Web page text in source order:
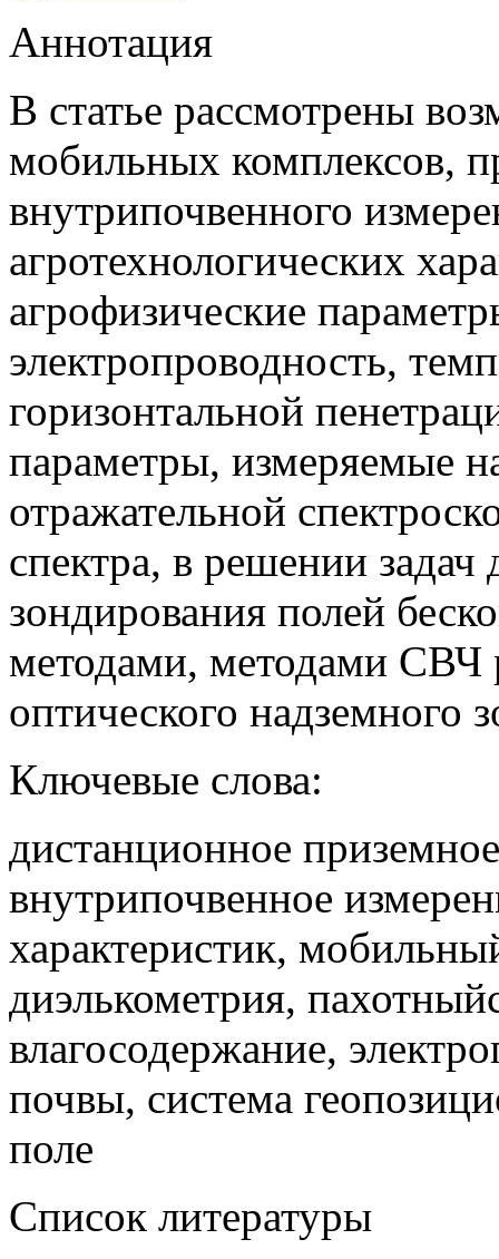
Аннотация
В статье рассмотрены
мобильных комплексов,
внутрипочвенного
агротехнологических
агрофизические
электропроводность,
горизонтальной
параметры, измеряемые
отражательной
спектра, в решении
зондирования полей
методами, методами СВЧ
оптического надземного
Ключевые слова:
дистанционное
внутрипочвенное
характеристик,
диэлькометрия,
влагосодержание,
почвы, система
поле
Список литературы